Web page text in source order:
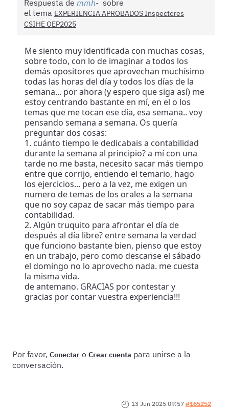
Respuesta de mmh
sobre
el tema EXPERIENCIA APROBADOS Inspectores
CSIHE OEP2025
Me siento muy identificada con muchas cosas,
sobre todo, con lo de imaginar a todos los
demás opositores que aprovechan muchísimo
todas las horas del día y todos los días de la
semana... por ahora (y espero que siga así) me
estoy centrando bastante en mí, en el o los
temas que me tocan ese día, esa semana.. voy
pensando semana a semana. Os quería
preguntar dos cosas:
1. cuánto tiempo le dedicabais a contabilidad
durante la semana al principio? a mí con una
tarde no me basta, necesito sacar más tiempo
entre que corrijo, entiendo el temario, hago
los ejercicios... pero a la vez, me exigen un
numero de temas de los orales a la semana
que no soy capaz de sacar más tiempo para
contabilidad.
2. Algún truquito para afrontar el día de
después al día libre? entre semana la verdad
que funciono bastante bien, pienso que estoy
en un trabajo, pero como descanse el sábado
el domingo no lo aprovecho nada. me cuesta
la misma vida.
de antemano. GRACIAS por contestar y
gracias por contar vuestra experiencia!!!
Por favor, Conectar o Crear cuenta para unirse a la
conversación.
13 Jun 2025 09:57 #165252